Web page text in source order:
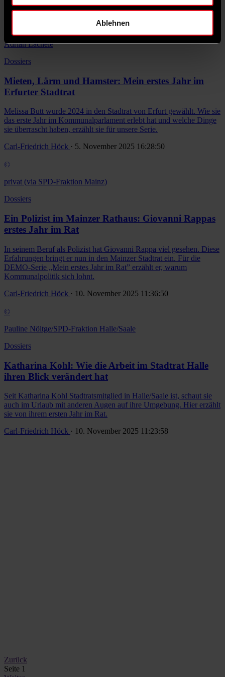
Ablehnen
Carl-Friedrich Höck· 30. Dezember 2025 08:34:00
Adrian Lächele
Dossiers
Mieten, Lärm und Hamster: Mein erstes Jahr im
Erfurter Stadtrat
Melissa Butt wurde 2024 in den Stadtrat von Erfurt gewählt. Wie sie
das erste Jahr im Kommunalparlament erlebt hat und welche Dinge
sie überrascht haben, erzählt sie für unsere Serie.
Carl-Friedrich Höck · 5. November 2025 16:28:50
©
privat (via SPD-Fraktion Mainz)
Dossiers
Ein Polizist im Mainzer Rathaus: Giovanni Rappas
erstes Jahr im Rat
In seinem Beruf als Polizist hat Giovanni Rappa viel gesehen. Diese
Erfahrungen bringt er nun in den Mainzer Stadtrat ein. Für die
DEMO-Serie „Mein erstes Jahr im Rat” erzählt er, warum
Kommunalpolitik sich lohnt.
Carl-Friedrich Höck · 10. November 2025 11:36:50
©
Pauline Nöltge/SPD-Fraktion Halle/Saale
Dossiers
Katharina Kohl: Wie die Arbeit im Stadtrat Halle
ihren Blick verändert hat
Seit Katharina Kohl Stadtratsmitglied in Halle/Saale ist, schaut sie
auch im Urlaub mit anderen Augen auf ihre Umgebung. Hier erzählt
sie von ihrem ersten Jahr im Rat.
Carl-Friedrich Höck · 10. November 2025 11:23:58
Zurück
Seite 1